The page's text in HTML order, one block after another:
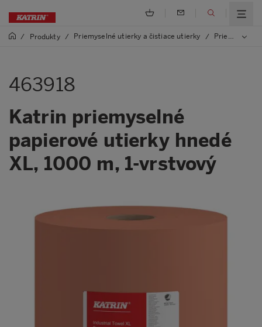
/ Produkty / Priemyselné utierky a čistiace utierky / Priemyselné utierky
463918
Katrin priemyselné
papierové utierky hnedé
XL, 1000 m, 1-vrstvový